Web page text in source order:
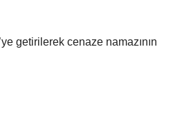
getirilerek cenaze namazının